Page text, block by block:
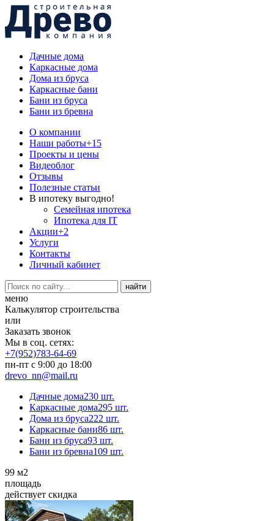
Дачные дома
Каркасные дома
Дома из бруса
Каркасные бани
Бани из бруса
Бани из бревна
О компании
Наши работы+15
Проекты и цены
Видеоблог
Отзывы
Полезные статьи
В ипотеку выгодно!
Семейная ипотека
Ипотека для IT
Акции+2
Услуги
Контакты
Личный кабинет
меню
Калькулятор строительства
или
Заказать звонок
Мы в соц. сетях:
+7(952)783-64-69
пн-пт с 9:00 до 18:00
drevo_nn@mail.ru
Дачные дома230 шт.
Каркасные дома295 шт.
Дома из бруса222 шт.
Каркасные бани86 шт.
Бани из бруса93 шт.
Бани из бревна109 шт.
99 м2
площадь
действует скидка